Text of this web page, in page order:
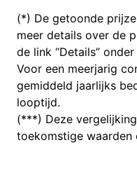
(*) De getoonde
meer details over de
de link “Details”
Voor een meerjarig
gemiddeld jaarlijks
looptijd.
(***) Deze
toekomstige waarden